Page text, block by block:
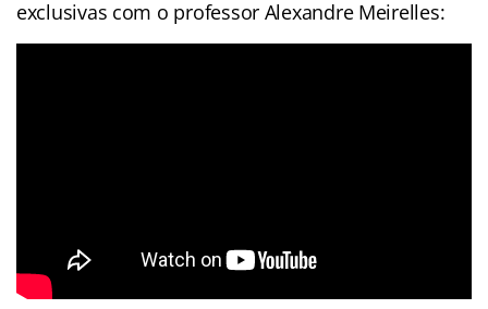
exclusivas com o professor Alexandre Meirelles: